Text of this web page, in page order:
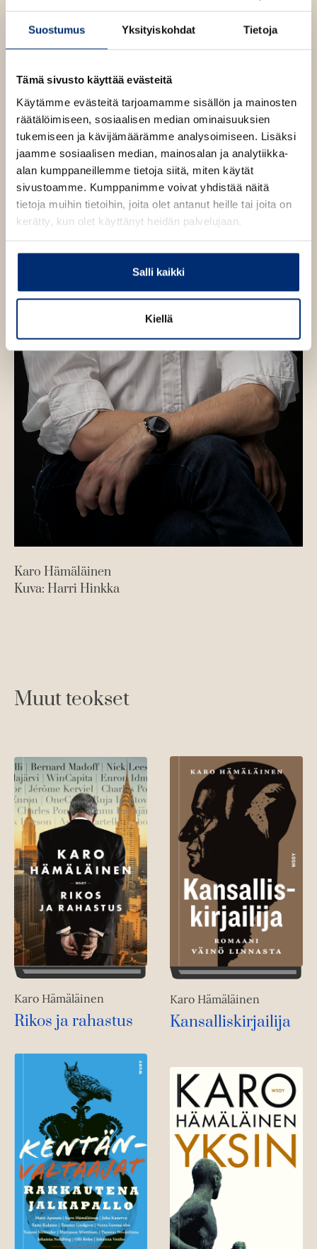
Suostumus Yksityiskohdat Tietoja
Tämä sivusto käyttää evästeitä
Käytämme evästeitä tarjoamamme sisällön ja mainosten
räätälöimiseen, sosiaalisen median ominaisuuksien
tukemiseen ja kävijämäärämme analysoimiseen. Lisäksi
jaamme sosiaalisen median, mainosalan ja analytiikka-
alan kumppaneillemme tietoja siitä, miten käytät
sivustoamme. Kumppanimme voivat yhdistää näitä
tietoja muihin tietoihin, joita olet antanut heille tai joita on
kerätty, kun olet käyttänyt heidän palvelujaan.
Salli kaikki
Kiellä
u
e
v
ä
l
i
l
e
h
t
u
u
e
e
n
v
ä
l
i
l
e
t
e
m
l
ä
i
n
e
n
Karo Hämäläinen
Kuva: Harri Hinkka
Muut teokset
Karo Hämäläinen
Rikos ja rahastus
Karo Hämäläinen
Kansalliskirjailija